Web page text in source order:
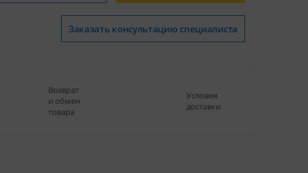
Заказать консультацию специалиста
Возврат
и обмен
товара
Условия
доставки